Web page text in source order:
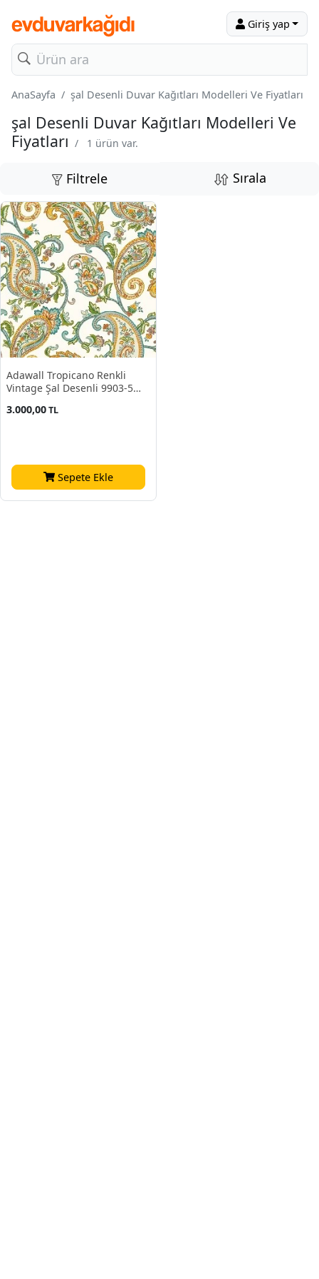
Giriş yap
AnaSayfa şal Desenli Duvar Kağıtları Modelleri Ve Fiyatları
şal Desenli Duvar Kağıtları Modelleri Ve
Fiyatları / 1 ürün var.
Filtrele Sırala
Adawall Tropicano Renkli
Vintage Şal Desenli 9903-5
3.000,00TL
Sepete Ekle